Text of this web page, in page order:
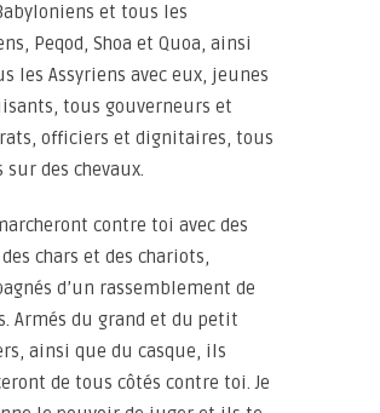
et tous les
Peqod, Shoa et Quoa, ainsi
les Assyriens avec eux, jeunes
tous gouverneurs et
officiers et dignitaires, tous
sur des chevaux.
contre toi avec des
chars et des chariots,
d’un rassemblement de
Armés du grand et du petit
ainsi que du casque, ils
de tous côtés contre toi. Je